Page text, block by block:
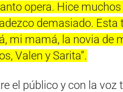
opera. Hice
demasiado.
mi mamá, la novia de
Valen y Sarita”.
el público y con la